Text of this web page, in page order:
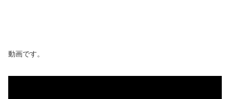
動画です。